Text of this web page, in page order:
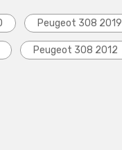
Peugeot 308 2019
Peugeot 308 2012